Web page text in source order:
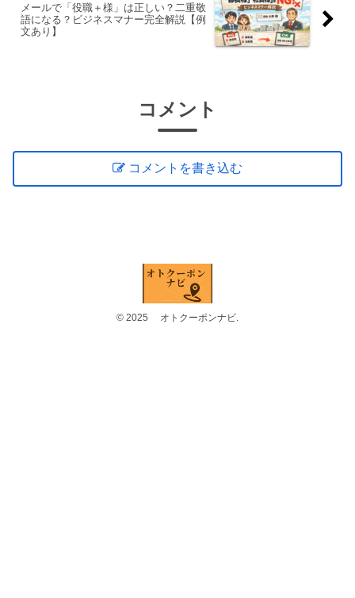
メールで「役職＋様」は正しい？二重敬
語になる？ビジネスマナー完全解説【例
文あり】
コメント
コメントを書き込む
© 2025 オトクーポンナビ.